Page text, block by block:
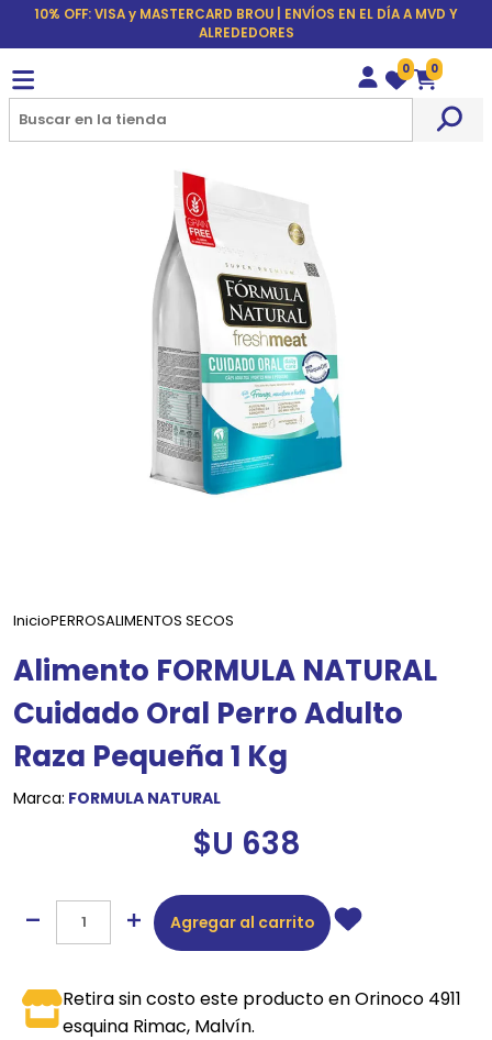
10% OFF: VISA y MASTERCARD BROU | ENVÍOS EN EL DÍA A MVD Y
ALREDEDORES
Wishlist
0
Carrito
0
InicioPERROSALIMENTOS SECOS
Alimento FORMULA NATURAL
Cuidado Oral Perro Adulto
Raza Pequeña 1 Kg
Marca: FORMULA NATURAL
$U 638
Agregar al carrito
Retira sin costo este producto en Orinoco 4911
esquina Rimac, Malvín.